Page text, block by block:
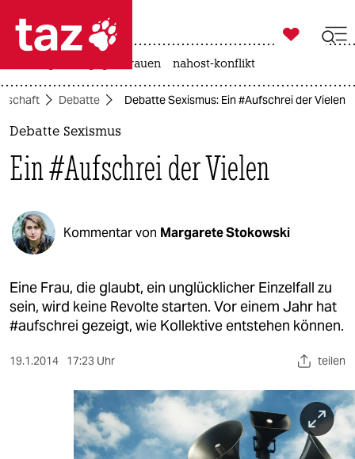
 taz zahl ich
taz zahl ich
politik
öko
gesellschaft
kultur
sport
berlin
wahrheit

taz zahl ich
gewalt gegen frauen nahost-konflikt
Debatte Debatte Sexismus: Ein #Aufschrei der Vielen
Debatte Sexismus
Ein #Aufschrei der Vielen
Kommentar von Margarete Stokowski
Eine Frau, die glaubt, ein unglücklicher Einzelfall zu
sein, wird keine Revolte starten. Vor einem Jahr hat
#aufschrei gezeigt, wie Kollektive entstehen können.
19.1.2014 17:23 Uhr teilen